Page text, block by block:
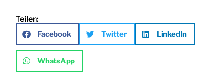
Teilen:
Facebook Twitter LinkedIn
WhatsApp